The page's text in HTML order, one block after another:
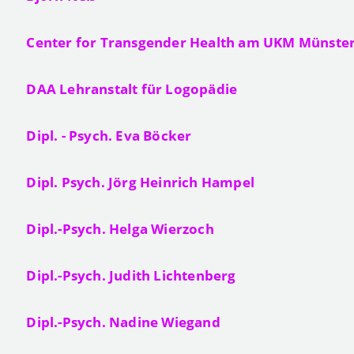
Center for Transgender Health am UKM
DAA Lehranstalt für Logopädie
Dipl. - Psych. Eva Böcker
Dipl. Psych. Jörg Heinrich Hampel
Dipl.-Psych. Helga Wierzoch
Dipl.-Psych. Judith Lichtenberg
Dipl.-Psych. Nadine Wiegand